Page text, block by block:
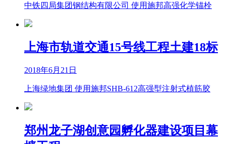
中铁四局集团钢结构有限公司 使用施邦高强化学锚栓
上海市轨道交通15号线工程土建18标
2018年6月21日
上海绿地集团 使用施邦SHB-612高强型注射式植筋胶
郑州龙子湖创意园孵化器建设项目幕